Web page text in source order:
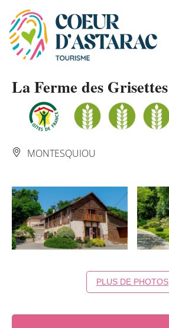
Panneau de gestion des cookies
La Ferme des Grisettes
MONTESQUIOU
PLUS DE PHOTOS